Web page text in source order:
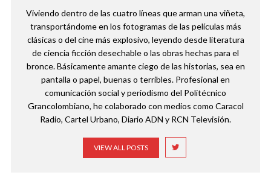
Viviendo dentro de las cuatro líneas que arman una viñeta,
transportándome en los fotogramas de las películas más
clásicas o del cine más explosivo, leyendo desde literatura
de ciencia ficción desechable o las obras hechas para el
bronce. Básicamente amante ciego de las historias, sea en
pantalla o papel, buenas o terribles. Profesional en
comunicación social y periodismo del Politécnico
Grancolombiano, he colaborado con medios como Caracol
Radio, Cartel Urbano, Diario ADN y RCN Televisión.
VIEW ALL POSTS